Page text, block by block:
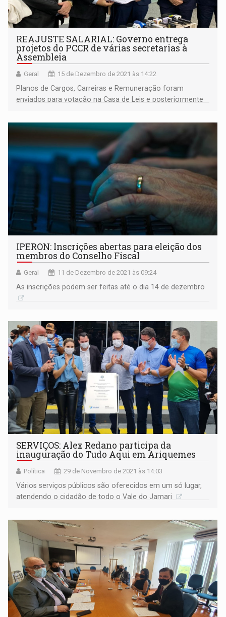
REAJUSTE SALARIAL: Governo entrega
projetos do PCCR de várias secretarias à
Assembleia
Geral 15 de Dezembro de 2021 às 14:22
Planos de Cargos, Carreiras e Remuneração foram
enviados para votação na Casa de Leis e posteriormente
IPERON: Inscrições abertas para eleição dos
membros do Conselho Fiscal
Geral 11 de Dezembro de 2021 às 09:24
As inscrições podem ser feitas até o dia 14 de dezembro
SERVIÇOS: Alex Redano participa da
inauguração do Tudo Aqui em Ariquemes
Política 29 de Novembro de 2021 às 14:03
Vários serviços públicos são oferecidos em um só lugar,
atendendo o cidadão de todo o Vale do Jamari